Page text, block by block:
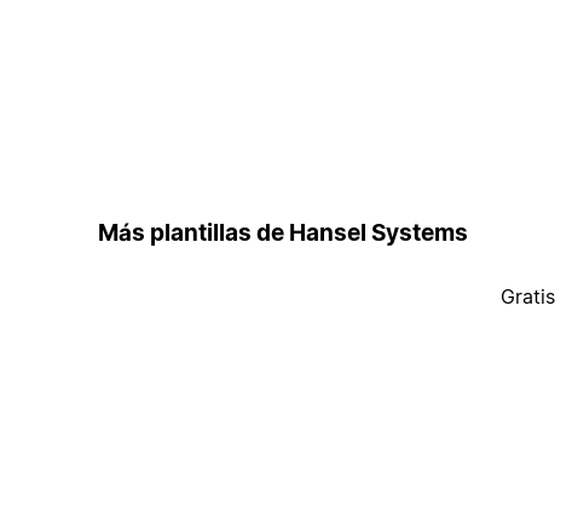
Más plantillas de Hansel Systems
Gratis